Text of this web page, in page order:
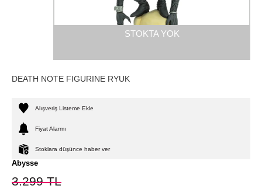
STOKTA YOK
DEATH NOTE FIGURINE RYUK
Alışveriş Listeme Ekle
Fiyat Alarmı
Stoklara düşünce haber ver
Abysse
3.299TL